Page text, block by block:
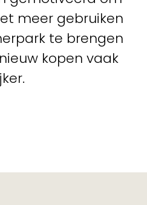
meer gebruiken
te brengen
kopen vaak